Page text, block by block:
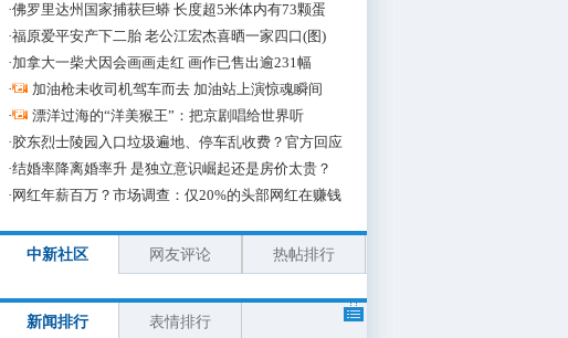
·佛罗里达州国家捕获巨蟒 长度超5米体内有73颗蛋
·福原爱平安产下二胎 老公江宏杰喜晒一家四口(图)
·加拿大一柴犬因会画画走红 画作已售出逾231幅
·
加油枪未收司机驾车而去 加油站上演惊魂瞬间
·
漂洋过海的“洋美猴王”：把京剧唱给世界听
·胶东烈士陵园入口垃圾遍地、停车乱收费？官方回应
·结婚率降离婚率升 是独立意识崛起还是房价太贵？
· 网红年薪百万？市场调查：仅20%的头部网红在赚钱
中新社区 网友评论 热帖排行
新闻排行 表情排行